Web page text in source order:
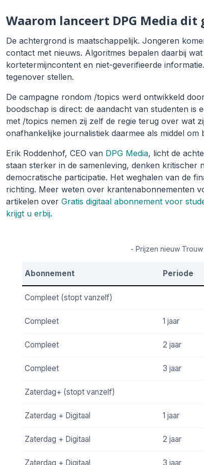
Waarom lanceert DPG Media
De achtergrond is maatschappelijk. Jongeren
contact met nieuws. Algoritmes bepalen daarbij
kortetermijncontent en niet-geverifieerde
tegenover stellen.
De campagne rondom /topics werd ontwikkeld
boodschap is direct: de aandacht van studenten
met /topics nemen zij zelf de regie terug over wat
onafhankelijke journalistiek daarmee als middel
Erik Roddenhof, CEO van DPG Media, licht de
staan sterker in de samenleving, denken kritischer
democratische participatie. Het weghalen van de
richting. Meer weten over krantenabonnementen
artikelen over Gratis digitaal abonnement voor
krijgt u erbij.
- Prijzen nieuw
Abonnement Periode
Compleet (stopt vanzelf)
Compleet 1 jaar
Compleet 2 jaar
Compleet 3 jaar
Zaterdag+ (stopt vanzelf)
Zaterdag + Digitaal 1 jaar
Zaterdag + Digitaal 2 jaar
Zaterdag + Digitaal 3 jaar